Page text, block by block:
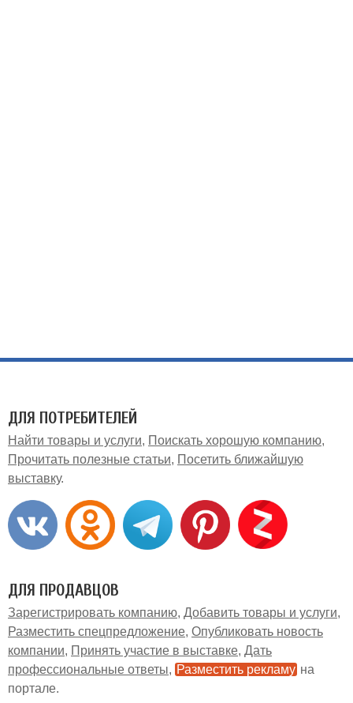
ДЛЯ ПОТРЕБИТЕЛЕЙ
Найти товары и услуги
Поискать хорошую компанию
Прочитать полезные статьи
Посетить ближайшую
выставку
ДЛЯ ПРОДАВЦОВ
Зарегистрировать компанию Добавить товары и услуги
Разместить спецпредложение Опубликовать новость
компании
Принять участие в выставке Дать
профессиональные ответы
Разместить рекламу на
портале